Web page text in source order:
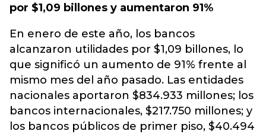
por $1,09 billones y aumentaron 91%
En enero de este año, los bancos
alcanzaron utilidades por $1,09 billones, lo
que significó un aumento de 91% frente al
mismo mes del año pasado. Las entidades
nacionales aportaron $834.933 millones; los
bancos internacionales, $217.750 millones; y
los bancos públicos de primer piso, $40.494